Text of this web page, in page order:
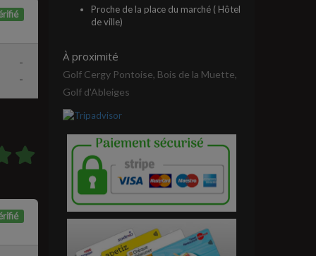
-
-
Proche de la place du marché ( Hôtel
de ville)
À proximité
Golf Cergy Pontoise, Bois de la Muette,
Golf d'Ableiges